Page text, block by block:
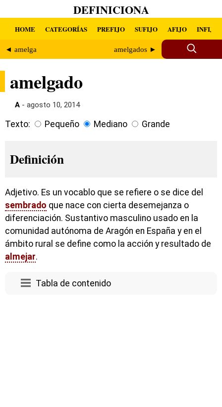
DEFINICIONA
HOME CATEGORÍAS PREFIJO SUFIJO AFIJO INFIJO
◄ amelga amelgados ►
amelgado
A - agosto 10, 2014
Texto: Pequeño Mediano Grande
Definición
Adjetivo. Es un vocablo que se refiere o se dice del
sembrado que nace con cierta desemejanza o
diferenciación. Sustantivo masculino usado en la
comunidad autónoma de Aragón en España y en el
ámbito rural se define como la acción y resultado de
almejar.
Tabla de contenido